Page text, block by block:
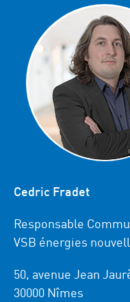
Cedric Fradet
Responsable
VSB énergies
50, avenue Jean
30000 Nîmes